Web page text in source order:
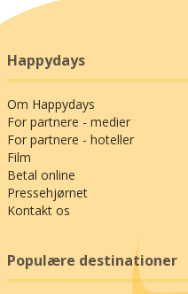
Happydays
Om Happydays
For partnere - medier
For partnere - hoteller
Film
Betal online
Pressehjørnet
Kontakt os
Populære destinationer